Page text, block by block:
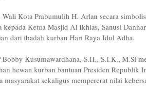
Wali Kota Prabumulih H. Arlan secara
kepada Ketua Masjid Al Ikhlas, Sanusi
dari ibadah kurban Hari Raya Idul Adha.
Kusumawardhana, S.H., S.I.K., M.Si
hewan kurban bantuan Presiden Republik
masyarakat sekaligus mempererat nilai